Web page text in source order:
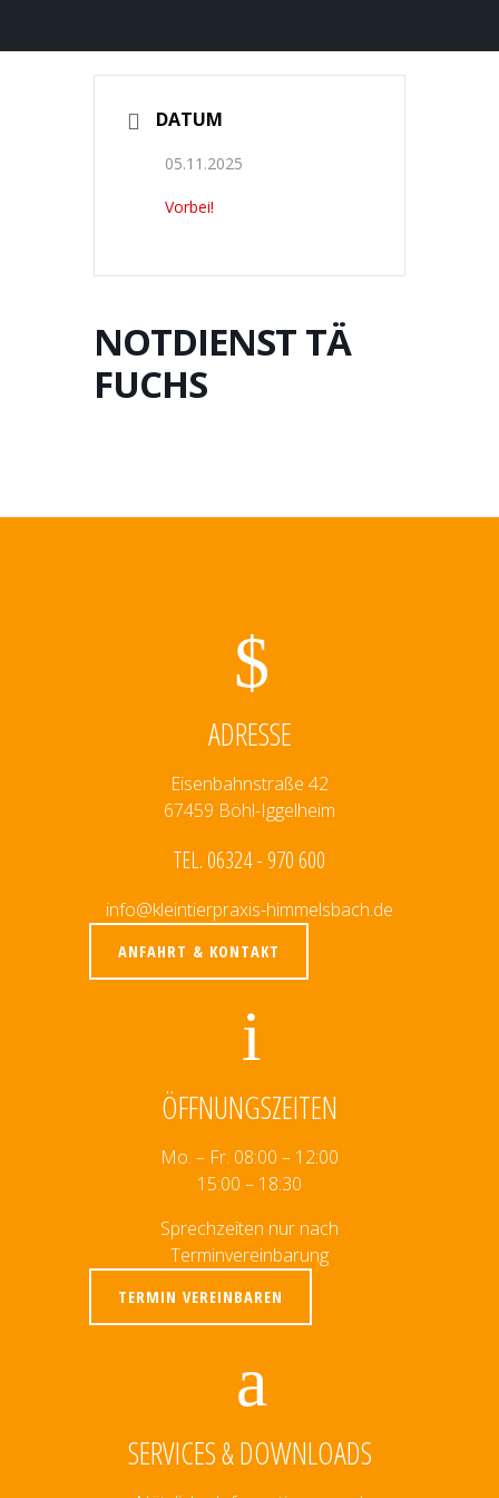
DATUM
05.11.2025
Vorbei!
NOTDIENST TÄ
FUCHS
ADRESSE
Eisenbahnstraße 42
67459 Böhl-Iggelheim
TEL. 06324 - 970 600
info@kleintierpraxis-himmelsbach.de
ANFAHRT & KONTAKT
ÖFFNUNGSZEITEN
Mo. – Fr. 08:00 – 12:00
15:00 – 18:30
Sprechzeiten nur nach
Terminvereinbarung
TERMIN VEREINBAREN
SERVICES & DOWNLOADS